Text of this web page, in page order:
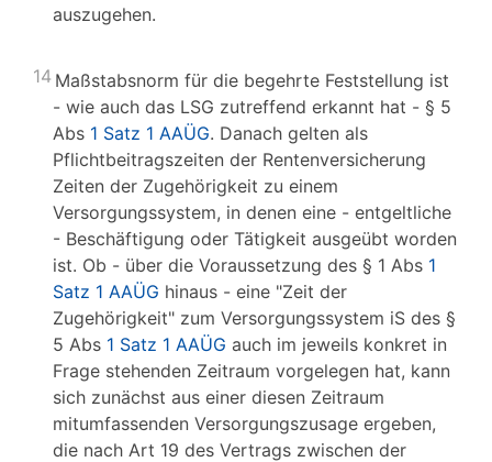
auszugehen.
14 Maßstabsnorm für die begehrte Feststellung ist
- wie auch das LSG zutreffend erkannt hat - § 5
Abs 1 Satz 1 AAÜG. Danach gelten als
Pflichtbeitragszeiten der Rentenversicherung
Zeiten der Zugehörigkeit zu einem
Versorgungssystem, in denen eine - entgeltliche
- Beschäftigung oder Tätigkeit ausgeübt worden
ist. Ob - über die Voraussetzung des § 1 Abs 1
Satz 1 AAÜG hinaus - eine "Zeit der
Zugehörigkeit" zum Versorgungssystem iS des §
5 Abs 1 Satz 1 AAÜG auch im jeweils konkret in
Frage stehenden Zeitraum vorgelegen hat, kann
sich zunächst aus einer diesen Zeitraum
mitumfassenden Versorgungszusage ergeben,
die nach Art 19 des Vertrags zwischen der